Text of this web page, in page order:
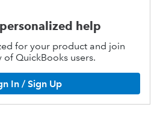
help
for your product and join
QuickBooks users.
In / Sign Up